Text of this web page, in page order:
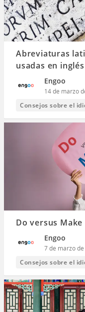
Abreviaturas
usadas en inglés
Engoo
14 de marzo
Consejos sobre el
Do versus Make
Engoo
7 de marzo
Consejos sobre el